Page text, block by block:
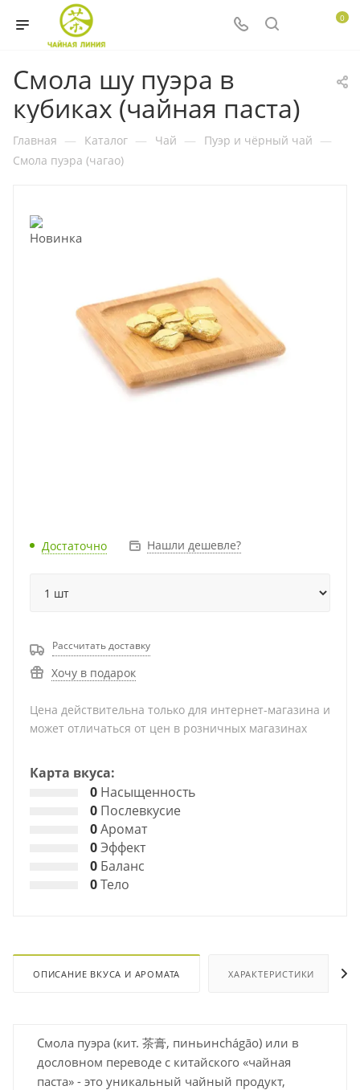
0
Смола шу пуэра в
кубиках (чайная паста)
Главная — Каталог — Чай — Пуэр и чёрный чай —
Смола пуэра (чагао)
Достаточно Нашли дешевле?
Рассчитать доставку
Хочу в подарок
Цена действительна только для интернет-магазина и
может отличаться от цен в розничных магазинах
Карта вкуса:
0 Насыщенность
0 Послевкусие
0Аромат
0Эффект
0 Баланс
0Тело
ОПИСАНИЕ ВКУСА И АРОМАТА ХАРАКТЕРИСТИКИ
Смола пуэра (кит. 茶膏, пиньинchágāo) или в
дословном переводе с китайского «чайная
паста» - это уникальный чайный продукт,